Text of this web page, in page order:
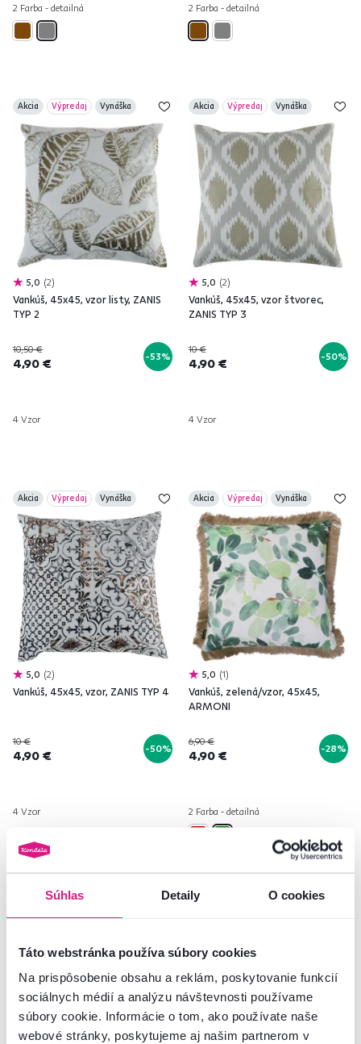
Súhlas Detaily O cookies
Táto webstránka používa súbory cookies
Na prispôsobenie obsahu a reklám, poskytovanie funkcií
sociálnych médií a analýzu návštevnosti používame
súbory cookie. Informácie o tom, ako používate naše
webové stránky, poskytujeme aj našim partnerom v
2 Farba - detailná 2 Farba - detailná
Akcia Výpredaj Vynáška
5,0 2
Vankúš, 45x45, vzor listy, ZANIS
TYP 2
10,50 €
4,90 € -53%
4 Vzor
Akcia Výpredaj Vynáška
5,0 2
Vankúš, 45x45, vzor štvorec,
ZANIS TYP 3
10 €
4,90 € -50%
4 Vzor
Akcia Výpredaj Vynáška
5,0 2
Vankúš, 45x45, vzor, ZANIS TYP 4
10 €
4,90 € -50%
4 Vzor
Akcia Výpredaj Vynáška
5,0 1
Vankúš, zelená/vzor, 45x45,
ARMONI
6,90 €
4,90 € -28%
2 Farba - detailná